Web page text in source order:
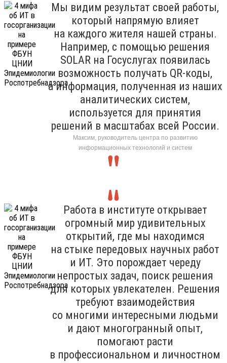
Мы видим результат своей работы,
который напрямую влияет
на каждого жителя нашей страны.
Например, с помощью решения
SOLAR на Госуслугах появилась
возможность получать QR-коды,
а информация, полученная из наших
аналитических систем,
используется для принятия
решений в масштабах всей России.
Максим, руководитель центра по развитию
информационных технологий и систем
Работа в институте открывает
огромный мир удивительных
открытий, где мы находимся
на стыке передовых научных работ
и ИТ. Это порождает череду
непростых задач, поиск решения
для которых увлекателен. Решения
требуют взаимодействия
со многими интересными людьми
и дают многогранный опыт,
помогают расти
в профессиональном и личностном